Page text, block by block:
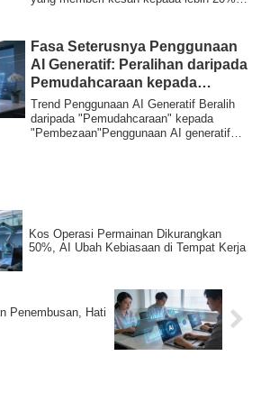
Fasa Seterusnya Penggunaan
AI Generatif: Peralihan daripada
Pemudahcaraan kepada
Pembezaan
Trend Penggunaan AI Generatif Beralih
daripada "Pemudahcaraan" kepada
"Pembezaan"Penggunaan AI generatif
Kos Operasi Permainan Dikurangkan
50%, AI Ubah Kebiasaan di Tempat Kerja
Penembusan, Hati